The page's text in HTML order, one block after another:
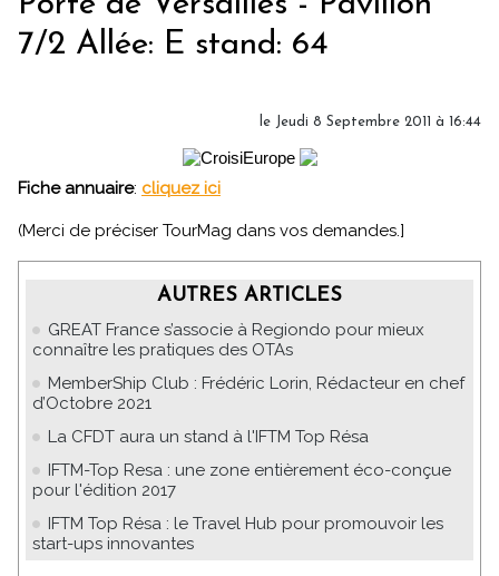
7/2 Allée: E stand: 64
le Jeudi 8 Septembre 2011 à 16:44
Fiche annuaire: cliquez ici
(Merci de préciser TourMag dans vos demandes.]
AUTRES ARTICLES
GREAT France s’associe à Regiondo pour mieux
connaître les pratiques des OTAs
MemberShip Club : Frédéric Lorin, Rédacteur en chef
d’Octobre 2021
La CFDT aura un stand à l'IFTM Top Résa
IFTM-Top Resa : une zone entièrement éco-conçue
pour l'édition 2017
IFTM Top Résa : le Travel Hub pour promouvoir les
start-ups innovantes